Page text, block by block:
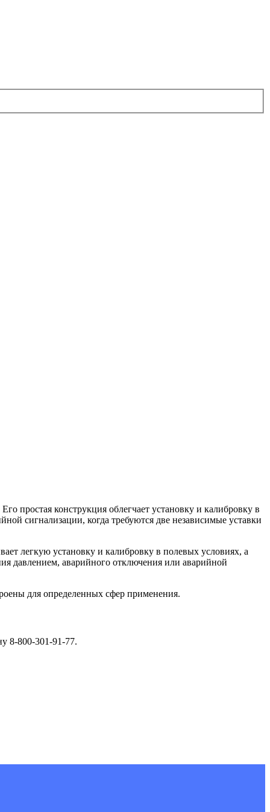
простая конструкция облегчает установку и калибровку в
сигнализации, когда требуются две независимые уставки
легкую установку и калибровку в полевых условиях, а
давлением, аварийного отключения или аварийной
для определенных сфер применения.
8-800-301-91-77.